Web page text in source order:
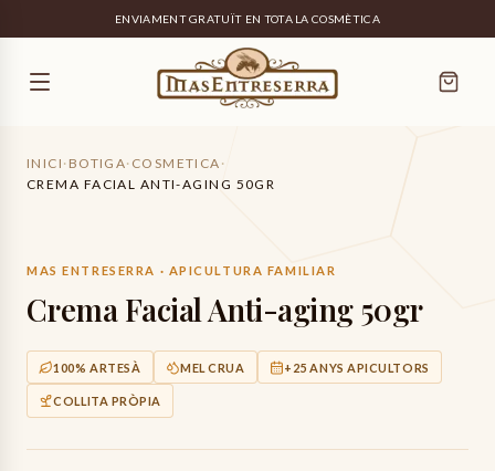
ENVIAMENT GRATUÏT EN TOTA LA COSMÈTICA
INICI · BOTIGA· COSMETICA ·
CREMA FACIAL ANTI-AGING 50GR
MAS ENTRESERRA · APICULTURA FAMILIAR
Crema Facial Anti-aging 50gr
100% ARTESÀ MEL CRUA +25 ANYS APICULTORS
COLLITA PRÒPIA